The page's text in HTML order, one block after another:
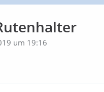
um 19:16